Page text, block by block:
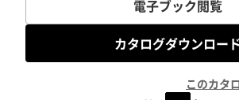
電子ブック閲覧
カタログダウンロー
このカタ